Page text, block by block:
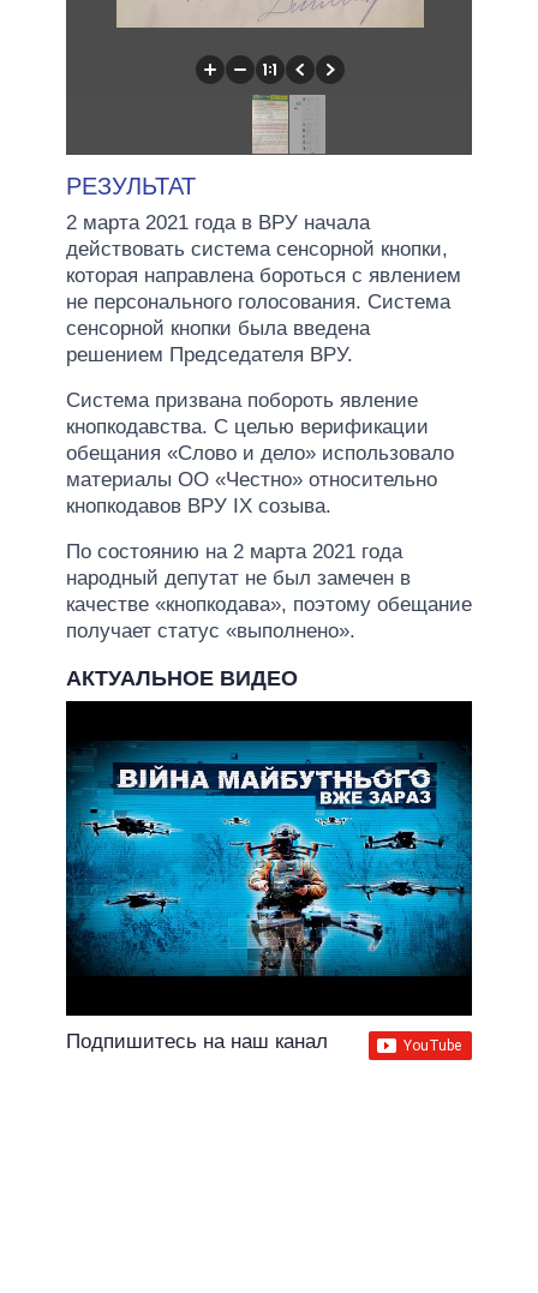
РЕЗУЛЬТАТ
2 марта 2021 года в ВРУ начала
действовать система сенсорной кнопки,
которая направлена бороться с явлением
не персонального голосования. Система
сенсорной кнопки была введена
решением Председателя ВРУ.
Система призвана побороть явление
кнопкодавства. С целью верификации
обещания «Слово и дело» использовало
материалы ОО «Честно» относительно
кнопкодавов ВРУ IX созыва.
По состоянию на 2 марта 2021 года
народный депутат не был замечен в
качестве «кнопкодава», поэтому обещание
получает статус «выполнено».
АКТУАЛЬНОЕ ВИДЕО
Подпишитесь на наш канал